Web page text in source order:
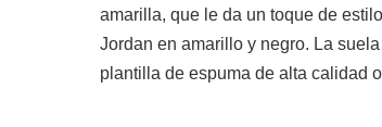
amarilla, que le da un toque de
Jordan en amarillo y negro. La
plantilla de espuma de alta calidad